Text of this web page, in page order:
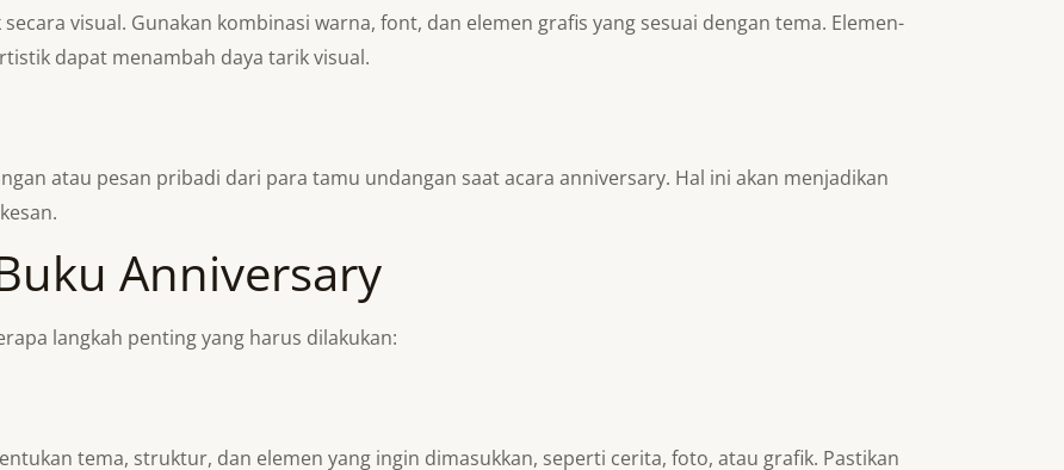
visual. Gunakan kombinasi warna, font, dan elemen grafis yang sesuai dengan tema. Elemen-
dapat menambah daya tarik visual.
atau pesan pribadi dari para tamu undangan saat acara anniversary. Hal ini akan menjadikan
Anniversary
langkah penting yang harus dilakukan:
tema, struktur, dan elemen yang ingin dimasukkan, seperti cerita, foto, atau grafik. Pastikan